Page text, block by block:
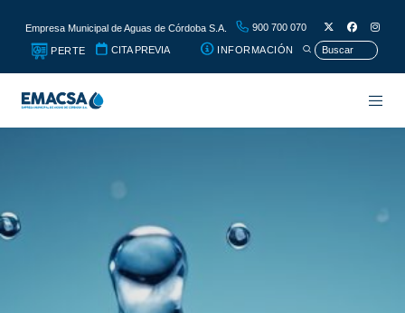
Empresa Municipal de Aguas de Córdoba S.A. 900 700 070
PERTE CITA PREVIA INFORMACIÓN